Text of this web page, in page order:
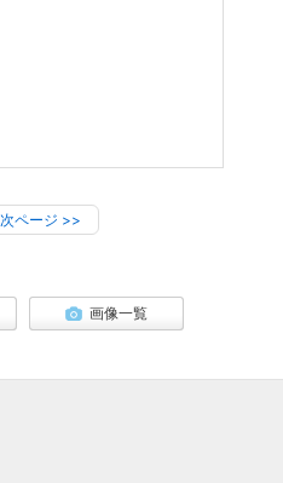
次ページ >>
画像一覧